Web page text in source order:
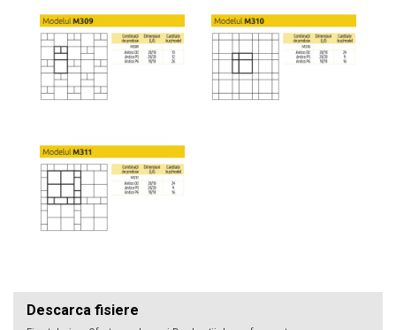
Descarca fisiere